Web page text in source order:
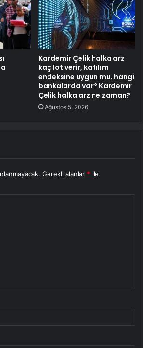
Kardemir Çelik halka arz
kaç lot verir, katılım
endeksine uygun mu, hangi
bankalarda var? Kardemir
Çelik halka arz ne zaman?
Ağustos 5, 2026
Gerekli alanlar * ile